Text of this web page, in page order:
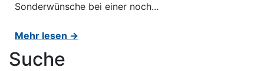
Sonderwünsche bei einer noch...
Mehr lesen →
Suche